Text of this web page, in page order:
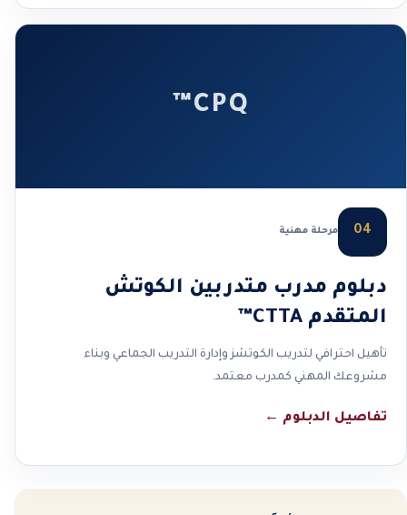
CPQ™
04 مرحلة مهنية
دبلوم مدرب متدربين الكوتش
المتقدم CTTA™
تأهيل احترافي لتدريب الكوتشز وإدارة التدريب الجماعي وبناء
مشروعك المهني كمدرب معتمد.
تفاصيل الدبلوم ←